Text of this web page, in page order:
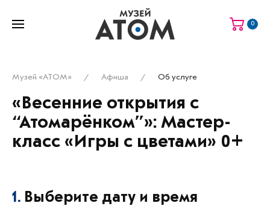
0
Музей «АТОМ» Афиша Об услуге
«Весенние открытия с
“Атомарёнком”»: Мастер-
класс «Игры с цветами» 0+
1. Выберите дату и время